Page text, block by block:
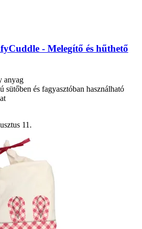
-​ Melegítő és hűthető
anyag
sütőben és fagyasztóban használható
11.